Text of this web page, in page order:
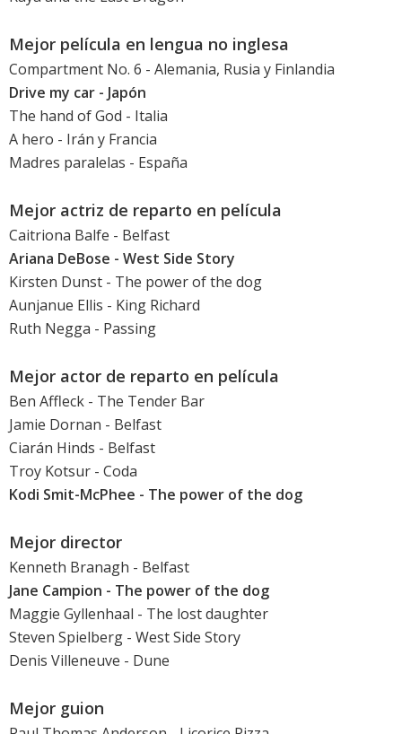
Mejor película en lengua no inglesa
Compartment No. 6 - Alemania, Rusia y Finlandia
Drive my car - Japón
The hand of God - Italia
A hero - Irán y Francia
Madres paralelas - España
Mejor actriz de reparto en película
Caitriona Balfe - Belfast
Ariana DeBose - West Side Story
Kirsten Dunst - The power of the dog
Aunjanue Ellis - King Richard
Ruth Negga - Passing
Mejor actor de reparto en película
Ben Affleck - The Tender Bar
Jamie Dornan - Belfast
Ciarán Hinds - Belfast
Troy Kotsur - Coda
Kodi Smit-McPhee - The power of the dog
Mejor director
Kenneth Branagh - Belfast
Jane Campion - The power of the dog
Maggie Gyllenhaal - The lost daughter
Steven Spielberg - West Side Story
Denis Villeneuve - Dune
Mejor guion